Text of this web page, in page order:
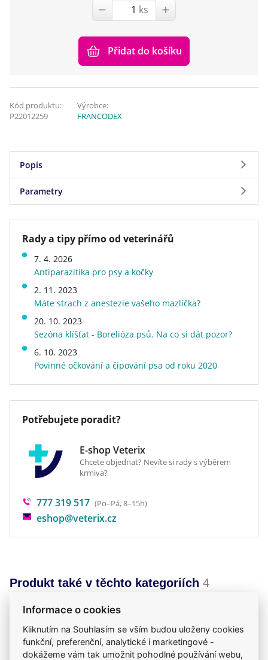
ks
Přidat do košíku
Kód produktu:
P22012259
Výrobce:
FRANCODEX
Popis
Doplňkové krmivo pro kočky žijící převážně v bytě.
Slad a inulinpodporují střevní transport a
zabraňují tvorbě trichobezoárů,
brusinkypřispívají k dobrému stavu moči a
snižuje nepříjemné zápachy.
Složení:
8,8%), oleje a tuky, deriváty rostlinného původu
(catnip 0,5%, Yucca schidigera 0,2%, inulin 0,3%),
mléko a mléčné deriváty, ovoce (sušené jablko,
sušené brusinky 4%), minerální látky.
methionin 6795 mg, L-karnitin 1750 mg, taurin 930
mg, vitamíny: vitamin C 456 mg, vitamin E 79 mg,
přísady: látky určené k aromatizaci, barviva -
antioxidant.
Analytické složky:
15% (omega-3 mastné kyseliny: 0,9%, omega-6
mastné kyseliny: 1,8%), vláknina 1,2%, obsah
vlhkosti 9%.
Parametry
Parametry
Značka
FRANCODEX
Hmotnost
Druh krmiva
žvýkací pamlsky
Veterinární dieta
Rady a tipy přímo od veterinářů
7. 4. 2026
Antiparazitika pro psy a kočky
2. 11. 2023
Máte strach z anestezie vašeho mazlíčka?
20. 10. 2023
Sezóna klíšťat - Borelióza psů. Na co si dát pozor?
6. 10. 2023
Povinné očkování a čipování psa od roku 2020
Potřebujete poradit?
E-shop Veterix
Chcete objednat? Nevíte si rady s výběrem
krmiva?
777 319 517 (Po–Pá, 8–15h)
eshop@veterix.cz
Produkt také v těchto kategoriích 4
Krmiva
Žvýkací kosti
Pamlsky
Informace o cookies
Kliknutím na Souhlasím se vším budou uloženy cookies
funkční, preferenční, analytické i marketingové -
dokážeme vám tak umožnit pohodlné používání webu,